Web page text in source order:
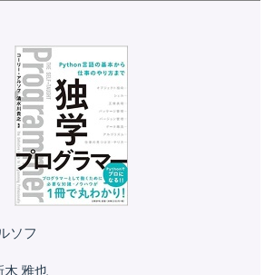
ソフ
木 雅也